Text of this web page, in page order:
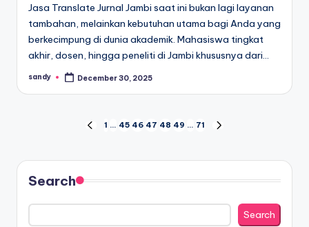
Jasa Translate Jurnal Jambi saat ini bukan lagi layanan
tambahan, melainkan kebutuhan utama bagi Anda yang
berkecimpung di dunia akademik. Mahasiswa tingkat
akhir, dosen, hingga peneliti di Jambi khususnya dari…
Posted
sandy December 30, 2025
pagination
PREVIOUS
1 … 45 46 47 48 49 … 71
Search
Search